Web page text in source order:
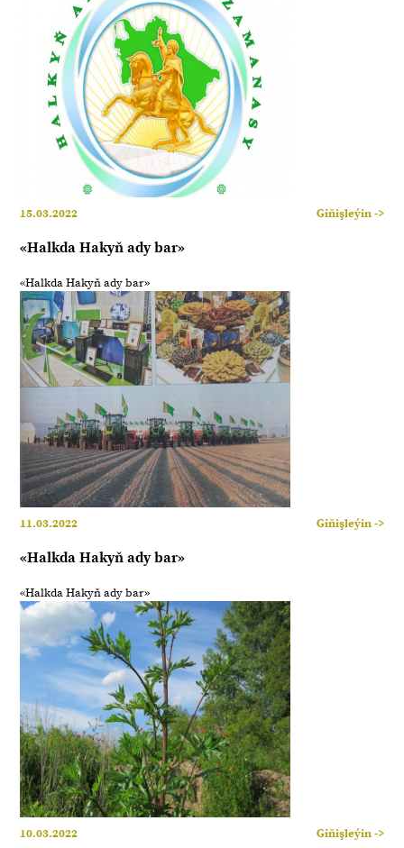
15.03.2022 Giňişleýin ->
«Halkda Hakyň ady bar»
«Halkda Hakyň ady bar»
11.03.2022 Giňişleýin ->
«Halkda Hakyň ady bar»
«Halkda Hakyň ady bar»
10.03.2022 Giňişleýin ->